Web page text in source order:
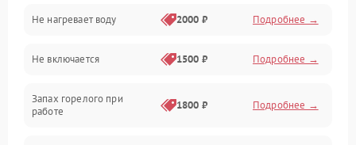
Программное обеспечение
Не нагревает воду 2000 ₽ Подробнее →
Не включается 1500 ₽ Подробнее →
Запах горелого при
работе
1800 ₽ Подробнее →